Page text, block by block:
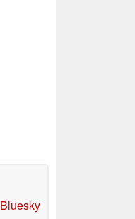
Bluesky